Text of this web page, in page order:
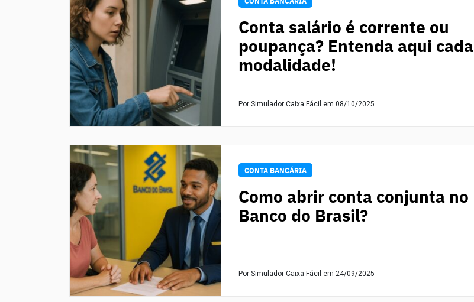
Conta salário é corrente ou
poupança? Entenda aqui cada
modalidade!
Por Simulador Caixa Fácil em 08/10/2025
CONTA BANCÁRIA
Como abrir conta conjunta no
Banco do Brasil?
Por Simulador Caixa Fácil em 24/09/2025